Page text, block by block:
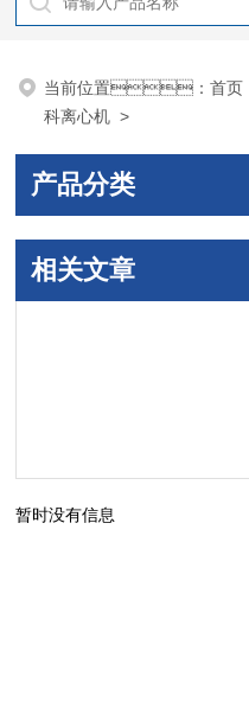
当前位置：首页
科离心机 >
产品分类
相关文章
暂时没有信息